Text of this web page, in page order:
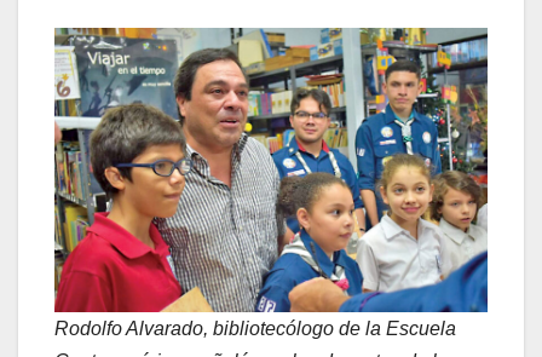
Rodolfo Alvarado, bibliotecólogo de la Escuela